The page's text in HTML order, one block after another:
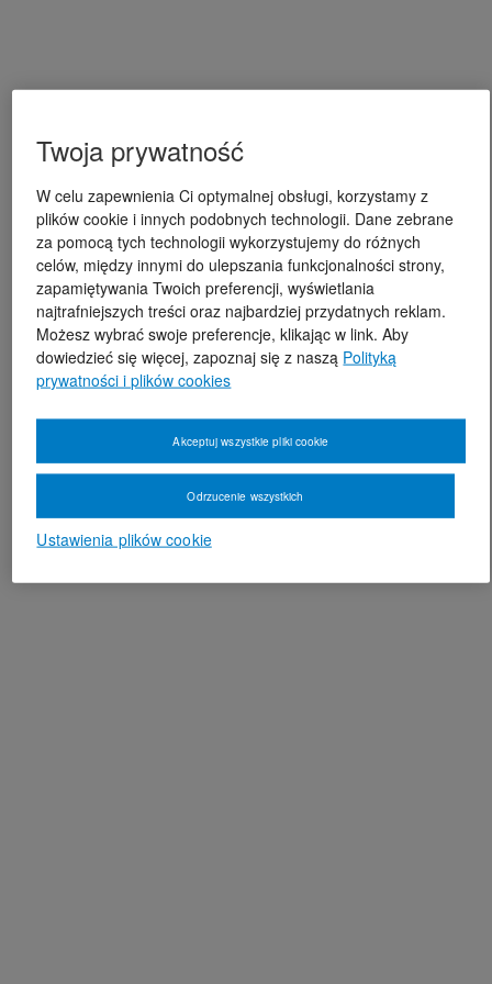
Twoja prywatność
W celu zapewnienia Ci optymalnej obsługi, korzystamy z
plików cookie i innych podobnych technologii. Dane zebrane
za pomocą tych technologii wykorzystujemy do różnych
celów, między innymi do ulepszania funkcjonalności strony,
zapamiętywania Twoich preferencji, wyświetlania
najtrafniejszych treści oraz najbardziej przydatnych reklam.
Możesz wybrać swoje preferencje, klikając w link. Aby
dowiedzieć się więcej, zapoznaj się z naszą Polityką
prywatności i plików cookies
Ustawienia plików cookie
Odrzucenie wszystkich
Akceptuj wszystkie pliki cookie